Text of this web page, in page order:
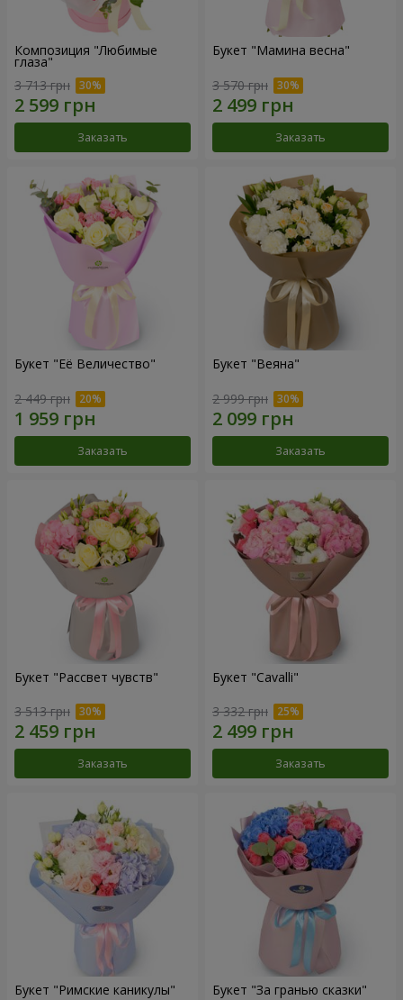
Композиция "Любимые
глаза"
3 713 грн
Заказать
Букет "Мамина весна"
3 570 грн
Заказать
Букет "Её Величество"
2 449 грн
Заказать
Букет "Веяна"
2 999 грн
Заказать
Букет "Рассвет чувств"
3 513 грн
Заказать
Букет "Cаvalli"
3 332 грн
Заказать
Букет "Римские каникулы" Букет "За гранью сказки"